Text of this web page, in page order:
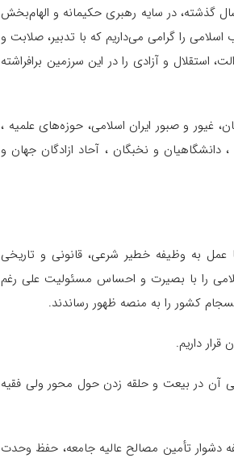
گذشته، در سایه رهبری حکیمانه و الهام‌بخش
را گرامی می‌داریم که با تدبیر، صلابت و
استقلال و آزادی را در این سرزمین برافراشته
غیور و صبور ایران اسلامی، حوزه‌های علمیه ،
دانشگاهیان و نخبگان ، آحاد ازادگان جهان و
به وظیفه خطیر شرعی، قانونی و تاریخی
را با بصیرت و احساس مسئولیت علی رغم
کشور را به منصه ظهور رساندند.
داریم.
آن در بیعت و حلقه زدن حول محور ولی فقیه
دشوار تأمین مصالح عالیه جامعه، حفظ وحدت